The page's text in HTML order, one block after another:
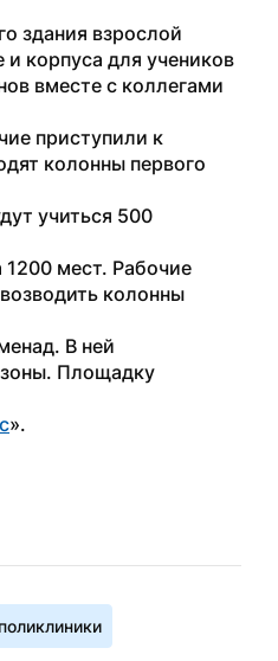
здания взрослой
корпуса для учеников
вместе с коллегами
приступили к
колонны первого
учиться 500
мест. Рабочие
колонны
В ней
зоны. Площадку
».
поликлиники